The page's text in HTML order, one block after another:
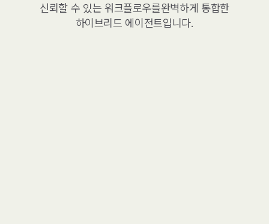
신뢰할 수 있는 워크플로우를완벽하게 통합한
하이브리드 에이전트입니다.